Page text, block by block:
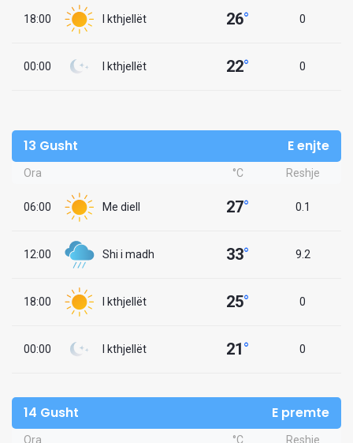
18:00 I kthjellët 26° 0
00:00 I kthjellët 22° 0
13 Gusht E enjte
Ora °C Reshje
06:00 Me diell 27° 0.1
12:00 Shi i madh 33° 9.2
18:00 I kthjellët 25° 0
00:00 I kthjellët 21° 0
14 Gusht E premte
Ora °C Reshje